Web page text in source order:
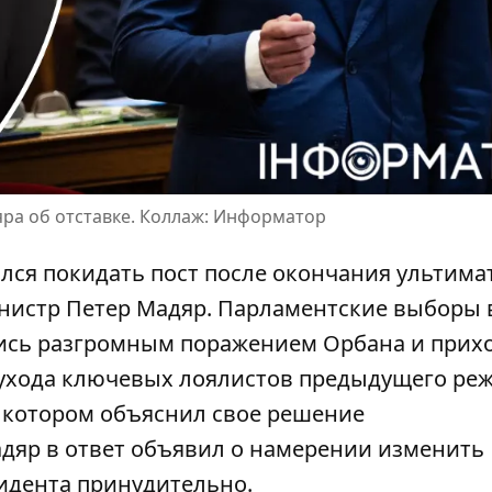
об отставке. Коллаж: Информатор
покидать пост после окончания
Петер Мадяр. Парламентские выборы
разгромным поражением Орбана и
ключевых лоялистов предыдущего
объяснил свое решение
в ответ объявил о намерении изменить
принудительно.